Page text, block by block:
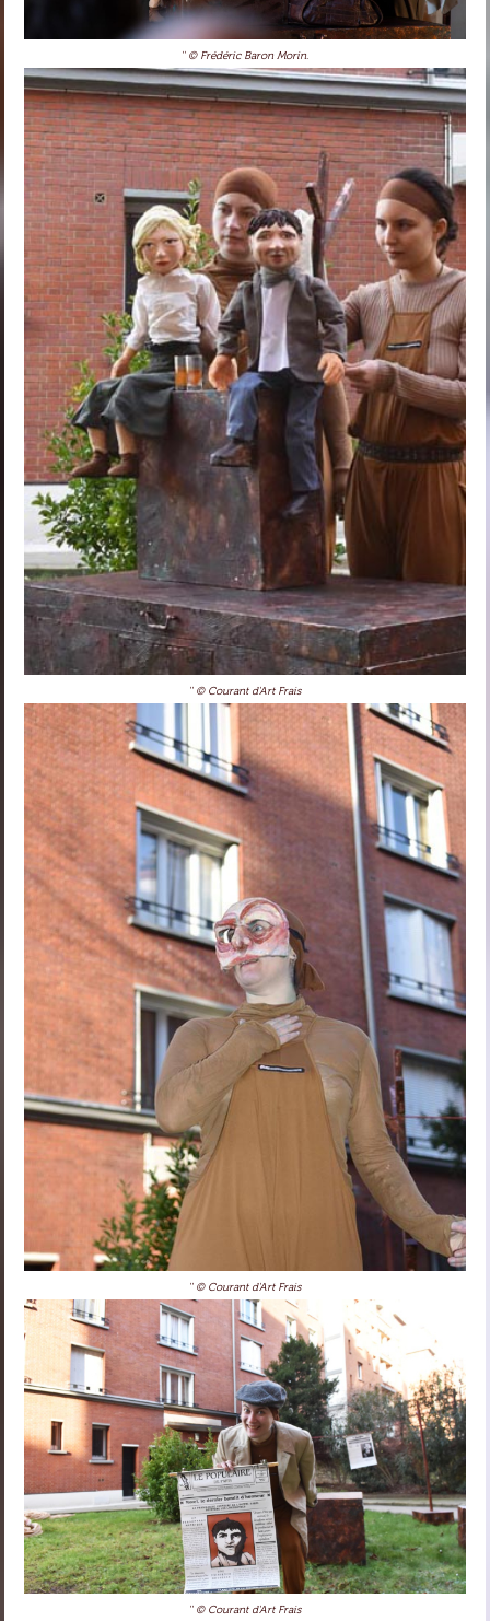
'' © Frédéric Baron Morin.
'' © Courant d'Art Frais
'' © Courant d'Art Frais
'' © Courant d'Art Frais